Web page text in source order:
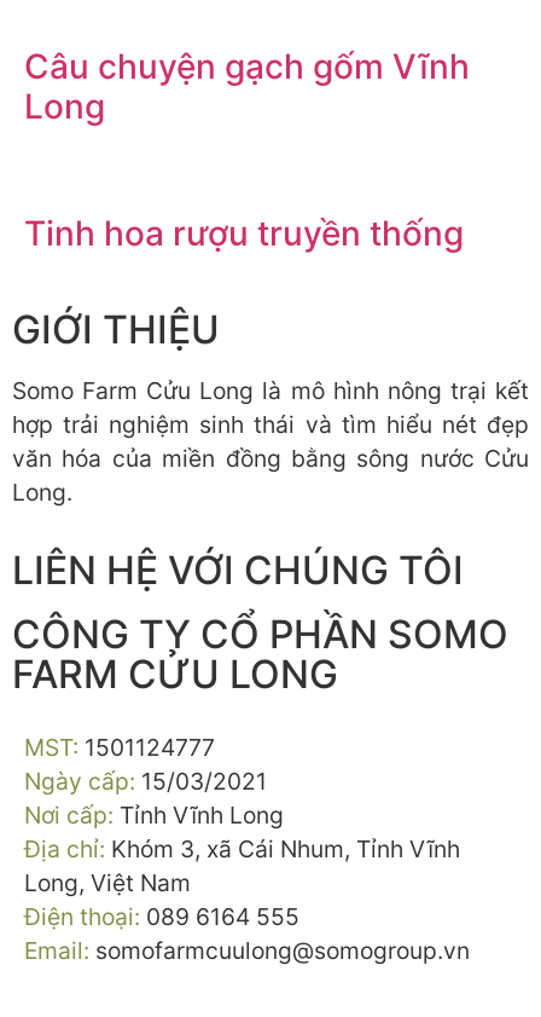
Câu chuyện gạch gốm Vĩnh
Long
Tinh hoa rượu truyền thống
GIỚI THIỆU
Somo Farm Cửu Long là mô hình nông trại kết
hợp trải nghiệm sinh thái và tìm hiểu nét đẹp
văn hóa của miền đồng bằng sông nước Cửu
Long.
LIÊN HỆ VỚI CHÚNG TÔI
CÔNG TY CỔ PHẦN SOMO
FARM CỬU LONG
MST: 1501124777
Ngày cấp: 15/03/2021
Nơi cấp: Tỉnh Vĩnh Long
Địa chỉ: Khóm 3, xã Cái Nhum, Tỉnh Vĩnh
Long, Việt Nam
Điện thoại: 089 6164 555
Email: somofarmcuulong@somogroup.vn